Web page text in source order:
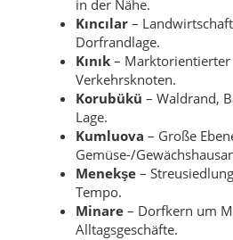
in der Nähe.
Kıncılar –
Dorfrandlage.
Kınık – Marktorientierter
Verkehrsknoten.
Korubükü – Waldrand,
Lage.
Kumluova – Große
Gemüse-/
Menekşe –
Tempo.
Minare – Dorfkern um
Alltagsgeschäfte.